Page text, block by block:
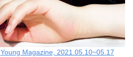
Young Magazine, 2021.05.10~05.17